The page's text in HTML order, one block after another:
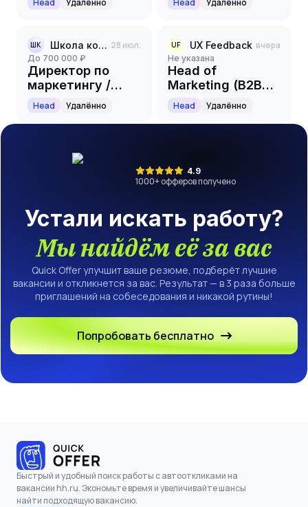
ШК Школа когнитивного развития Шамиля Ахмадуллина 28 июл.
до 700 000 ₽
Директор по
маркетингу /
CMO / EdTech
Head Удалённо
UF UX Feedback вчера
Не указана
Head of
Marketing (B2B
SaaS)
Head Удалённо
4.9
1000+ офферов получено
Устали искать работу?
Мы найдём её за вас
Quick Offer улучшит ваше резюме, подберёт лучшие
вакансии и откликнется за вас. Результат — в 3 раза больше
приглашений на собеседования и никакой рутины!
Попробовать бесплатно
Быстрый и удобный поиск работы с автооткликами на
вакансии hh.ru. Экономьте время и увеличивайте шансы
найти подходящую вакансию.